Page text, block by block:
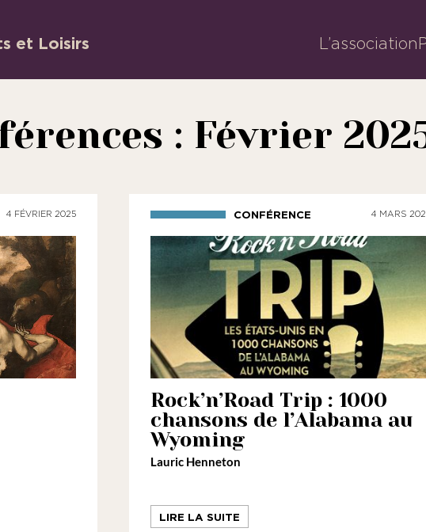
et Loisirs L’association
: Février
4 FÉVRIER 2025 CONFÉRENCE 4 MARS
Rock’n’Road Trip : 1000
chansons de l’Alabama au
Wyoming
Lauric Henneton
LIRE LA SUITE